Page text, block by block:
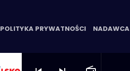
POLITYKA PRYWATNOŚCI NADAWCA